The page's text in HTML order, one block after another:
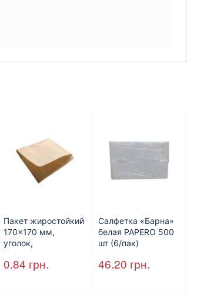
Пакет жиростойкий
170×170 мм,
уголок,
0.84 грн.
Салфетка «Барна»
белая PAPERO 500
шт (6/пак)
46.20 грн.